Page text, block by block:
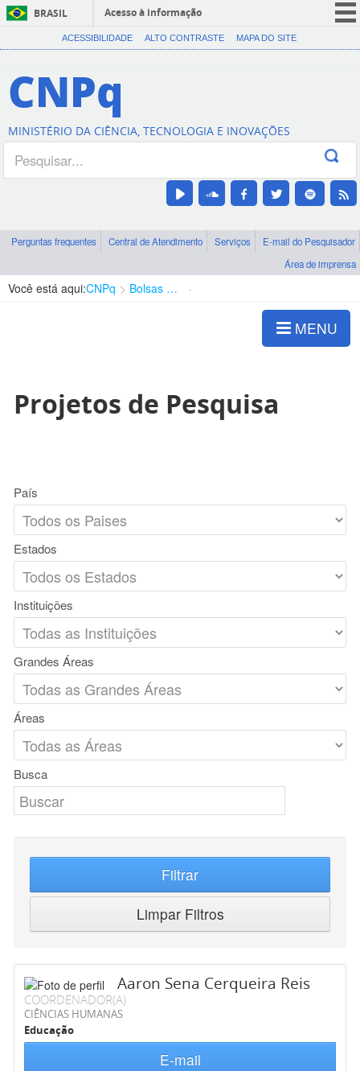
BRASIL
Acesso à informação
CORONAVÍRUS (COVID-19)
Canais
ACESSIBILIDADE ALTO CONTRASTE MAPA DO SITE
CNPq
MINISTÉRIO DA CIÊNCIA, TECNOLOGIA E INOVAÇÕES
Perguntas frequentes Central de Atendimento Serviços
E-mail do Pesquisador
Área de imprensa
Você está aqui:CNPq Bolsas e Auxílios Vigentes
MENU
Projetos de Pesquisa
País
Estados
Instituições
Grandes Áreas
Áreas
Busca
Filtrar
Limpar Filtros
Aaron Sena Cerqueira Reis
COORDENADOR(A)
CIÊNCIAS HUMANAS
Educação
E-mail